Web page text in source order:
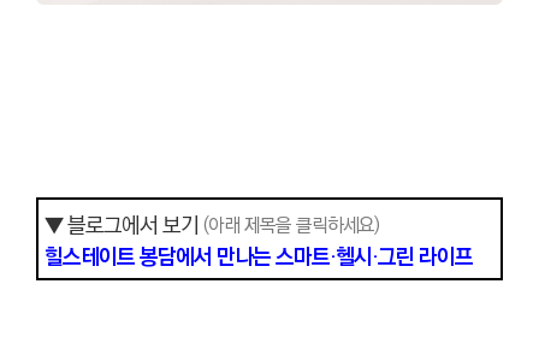
▼ 블로그에서 보기 (아래 제목을 클릭하세요)
힐스테이트 봉담에서 만나는 스마트·헬시·그린 라이프